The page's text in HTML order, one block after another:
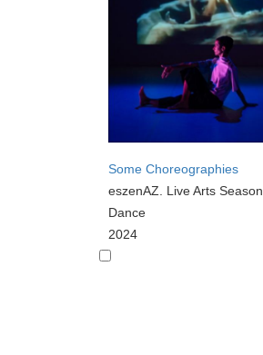
Some Choreographies
eszenAZ. Live Arts Season
Dance
2024